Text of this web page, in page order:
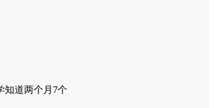
知道两个月7个